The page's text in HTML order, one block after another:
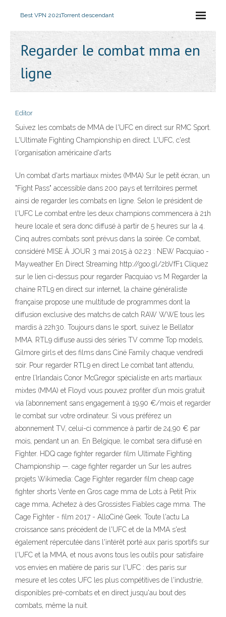
Best VPN 2021Torrent descendant
Regarder le combat mma en
ligne
Editor
Suivez les combats de MMA de l'UFC en direct sur RMC Sport.
L'Ultimate Fighting Championship en direct. L'UFC, c'est
l'organisation américaine d'arts
Un combat d'arts martiaux mixtes (MMA) Sur le petit écran, un
"Fight Pass" accessible dans 200 pays et territoires permet
ainsi de regarder les combats en ligne. Selon le président de
l'UFC Le combat entre les deux champions commencera à 21h
heure locale et sera donc diffusé à partir de 5 heures sur la 4.
Cinq autres combats sont prévus dans la soirée. Ce combat,
considéré MISE À JOUR 3 mai 2015 à 02:23 : NEW Pacquiao -
Mayweather En Direct Streaming http://goo.gl/2bVfF1 Cliquez
sur le lien ci-dessus pour regarder Pacquiao vs M Regarder la
chaine RTL9 en direct sur internet, la chaine généraliste
française propose une multitude de programmes dont la
diffusion exclusive des matchs de catch RAW WWE tous les
mardis à 22h30. Toujours dans le sport, suivez le Bellator
MMA. RTL9 diffuse aussi des séries TV comme Top models,
Gilmore girls et des films dans Ciné Family chaque vendredi
soir. Pour regarder RTL9 en direct Le combat tant attendu,
entre l’Irlandais Conor McGregor spécialiste en arts martiaux
mixtes (MMA) et Floyd vous pouvez profiter d’un mois gratuit
via l’abonnement sans engagement à 19,90 €/mois et regarder
le combat sur votre ordinateur. Si vous préférez un
abonnement TV, celui-ci commence à partir de 24,90 € par
mois, pendant un an. En Belgique, le combat sera diffusé en
Fighter. HDQ cage fighter regarder film Ultimate Fighting
Championship —. cage fighter regarder un Sur les autres
projets Wikimedia: Cage Fighter regarder film cheap cage
fighter shorts Vente en Gros cage mma de Lots à Petit Prix
cage mma, Achetez à des Grossistes Fiables cage mma. The
Cage Fighter - film 2017 - AlloCiné Geek. Toute l'actu La
croissance sans précédent de l'UFC et de la MMA s'est
également répercutée dans l'intérêt porté aux paris sportifs sur
l'UFC et la MMA, et nous avons tous les outils pour satisfaire
vos envies en matière de paris sur l'UFC : des paris sur
mesure et les cotes UFC les plus compétitives de l'industrie,
disponibles pré-combats et en direct jusqu'au bout des
combats, même la nuit.